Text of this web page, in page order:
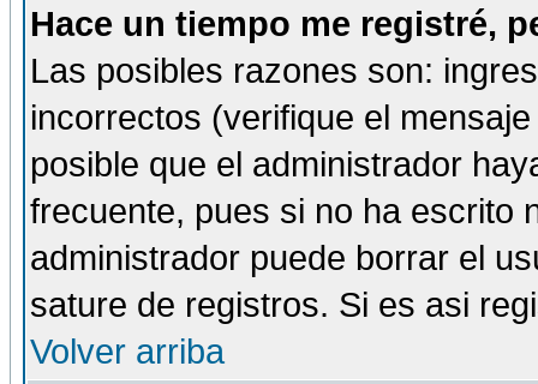
Hace un tiempo me registré,
Las posibles razones son:
incorrectos (verifique el
posible que el administrador
frecuente, pues si no ha escrito
administrador puede borrar el
sature de registros. Si es asi
Volver arriba